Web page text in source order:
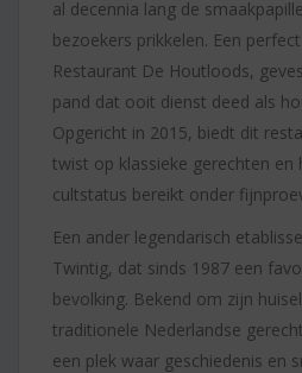
al decennia lang de
bezoekers prikkelen. Een
Restaurant De Houtloods,
pand dat ooit dienst deed als
Opgericht in 2015, biedt dit
twist op klassieke gerechten en
cultstatus bereikt onder
Een ander legendarisch
Twintig, dat sinds 1987 een
bevolking. Bekend om zijn
traditionele Nederlandse
een plek waar geschiedenis en